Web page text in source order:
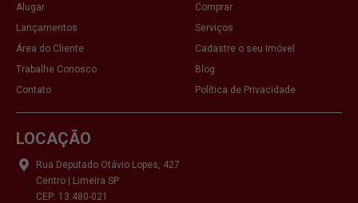
Alugar
Comprar
Lançamentos
Serviços
Área do Cliente
Cadastre o seu Imóvel
Trabalhe Conosco
Blog
Contato
Política de Privacidade
LOCAÇÃO
Rua Deputado Otávio Lopes, 427
Centro | Limeira SP
CEP: 13.480-021